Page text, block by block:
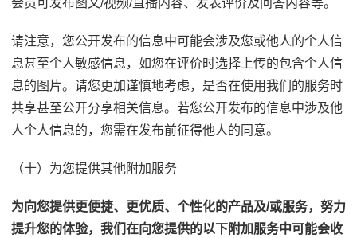
请注意，您公开发布的信息中可能会涉及您或他人的个人信
息甚至个人敏感信息，如您在评价时选择上传的包含个人信
息的图片。请您更加谨慎地考虑，是否在使用我们的服务时
共享甚至公开分享相关信息。若您公开发布的信息中涉及他
人个人信息的，您需在发布前征得他人的同意。
（十）为您提供其他附加服务
为向您提供更便捷、更优质、个性化的产品及/或服务，努力
提升您的体验，我们在向您提供的以下附加服务中可能会收